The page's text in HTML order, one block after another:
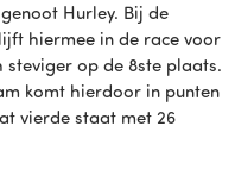
Hurley. Bij de
hiermee in de race voor
op de 8ste plaats.
komt hierdoor in punten
vierde staat met 26